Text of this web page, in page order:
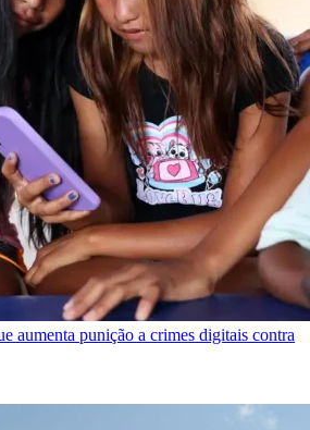
aumenta punição a crimes digitais contra